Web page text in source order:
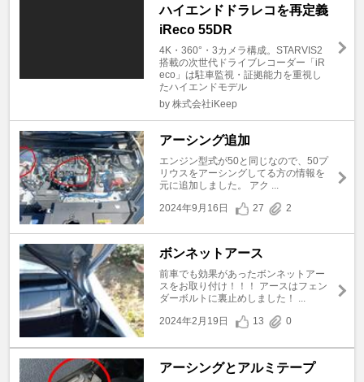
ハイエンドドラレコを再定義
iReco 55DR
4K・360°・3カメラ構成。STARVIS2
搭載の次世代ドライブレコーダー「iR
eco」は駐車監視・証拠能力を重視し
たハイエンドモデル
by 株式会社iKeep
アーシング追加
エンジン型式が50と同じなので、50プ
リウスをアーシングしてる方の情報を
元に追加しました。 アク ...
2024年9月16日
27 2
ボンネットアース
前車でも効果があったボンネットアー
スをお取り付け！！！ アースはフェン
ダーボルトに裏止めしました！ ...
2024年2月19日
13 0
アーシングとアルミテープ